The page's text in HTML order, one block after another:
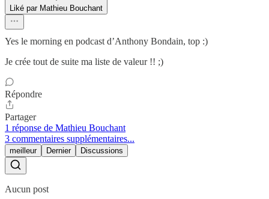
Liké par Mathieu Bouchant
Yes le morning en podcast d’Anthony Bondain, top :)
Je crée tout de suite ma liste de valeur !! ;)
Répondre
Partager
1 réponse de Mathieu Bouchant
3 commentaires supplémentaires...
meilleur Dernier Discussions
Aucun post